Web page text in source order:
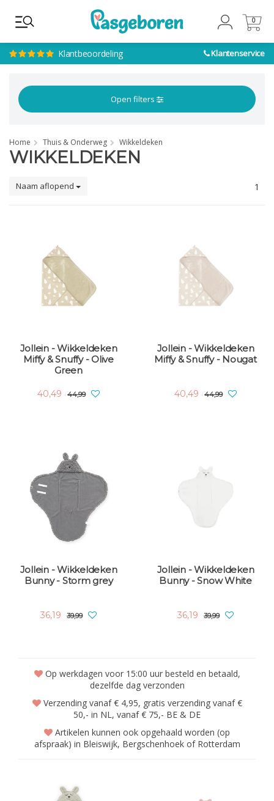
Klantbeoordeling Klantenservice
0
0
Open filters
Home Thuis & Onderweg Wikkeldeken
WIKKELDEKEN
Naam aflopend 1
Jollein - Wikkeldeken
Miffy & Snuffy - Olive
Green
40,49 44,99
Jollein - Wikkeldeken
Miffy & Snuffy - Nougat
40,49 44,99
Jollein - Wikkeldeken
Bunny - Storm grey
36,19 39,99
Jollein - Wikkeldeken
Bunny - Snow White
36,19 39,99
Op werkdagen voor 15:00 uur besteld en betaald,
dezelfde dag verzonden
Verzending vanaf € 4,95, gratis verzending vanaf €
50,- in NL, vanaf € 75,- BE & DE
Artikelen kunnen ook opgehaald worden (op
afspraak) in Bleiswijk, Bergschenhoek of Rotterdam